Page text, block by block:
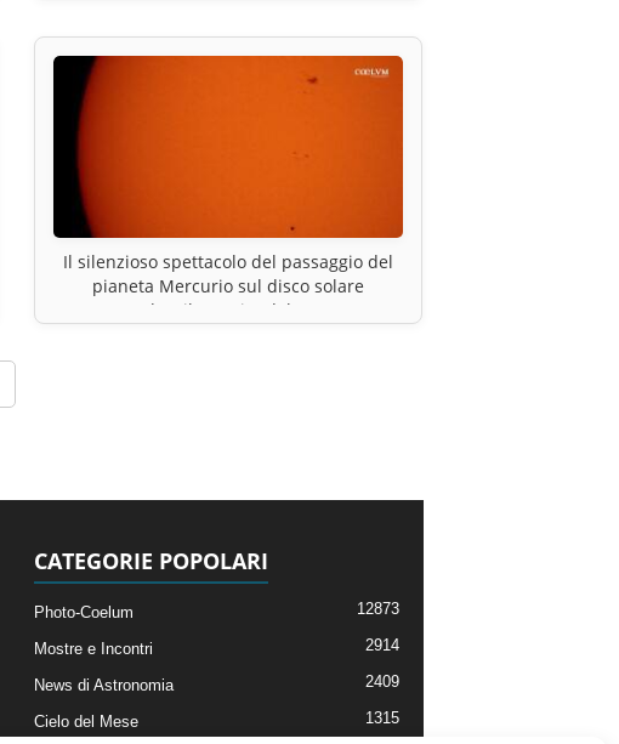
Il silenzioso spettacolo del passaggio del
pianeta Mercurio sul disco solare
aspettando….il transito del 13.11.2032
CATEGORIE POPOLARI
Photo-Coelum 12873
Mostre e Incontri 2914
News di Astronomia 2409
Cielo del Mese 1315